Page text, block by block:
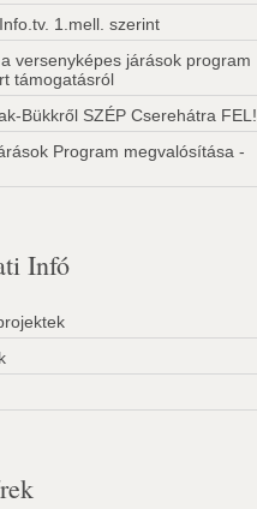
1.mell. szerint
versenyképes járások program
támogatásról
Bükkről SZÉP Cserehátra FEL!
Program megvalósítása -
Infó